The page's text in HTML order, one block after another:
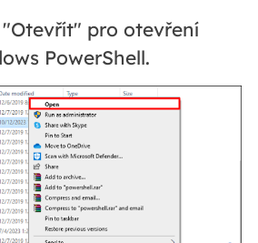
pro otevření
PowerShell.